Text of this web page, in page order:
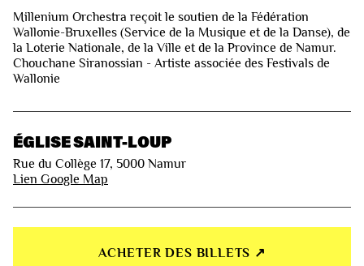
Millenium Orchestra reçoit le soutien de la Fédération
Wallonie-Bruxelles (Service de la Musique et de la Danse), de
la Loterie Nationale, de la Ville et de la Province de Namur.
Chouchane Siranossian - Artiste associée des Festivals de
Wallonie
ÉGLISE SAINT-LOUP
Rue du Collège 17, 5000 Namur
Lien Google Map
ACHETER DES BILLETS ↗︎